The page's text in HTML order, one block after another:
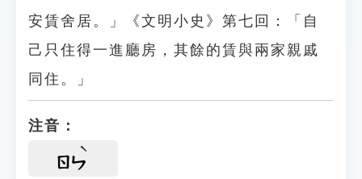
安賃舍居。」《文明小史》第七回：「自
己只住得一進廳房，其餘的賃與兩家親戚
同住。」
注音：
ㄖㄣ